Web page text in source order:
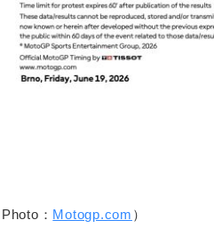
Photo： Motogp.com ）